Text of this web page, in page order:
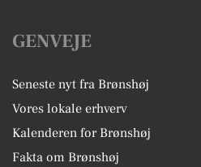
GENVEJE
Seneste nyt fra Brønshøj
Vores lokale erhverv
Kalenderen for Brønshøj
Fakta om Brønshøj